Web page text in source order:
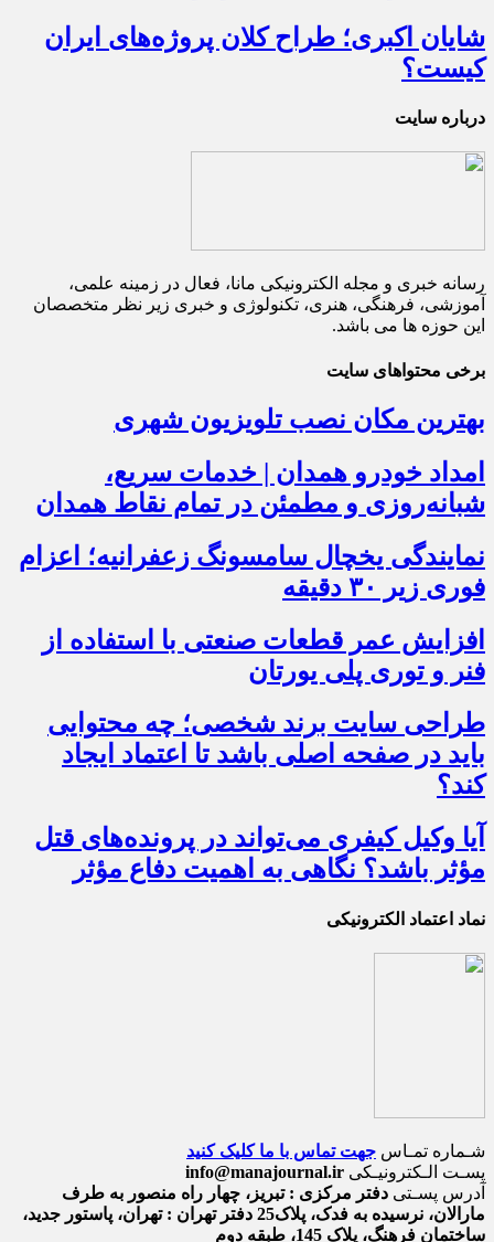
شایان اکبری؛ طراح کلان پروژه‌های ایران
کیست؟
درباره سایت
رسانه خبری و مجله الکترونیکی مانا، فعال در زمینه علمی،
آموزشی، فرهنگی، هنری، تکنولوژی و خبری زیر نظر متخصصان
این حوزه ها می باشد.
برخی محتواهای سایت
بهترین مکان نصب تلویزیون شهری
امداد خودرو همدان | خدمات سریع،
شبانه‌روزی و مطمئن در تمام نقاط همدان
نمایندگی یخچال سامسونگ زعفرانیه؛ اعزام
فوری زیر ۳۰ دقیقه
افزایش عمر قطعات صنعتی با استفاده از
فنر و توری پلی یورتان
طراحی سایت برند شخصی؛ چه محتوایی
باید در صفحه اصلی باشد تا اعتماد ایجاد
کند؟
آیا وکیل کیفری می‌تواند در پرونده‌های قتل
مؤثر باشد؟ نگاهی به اهمیت دفاع مؤثر
نماد اعتماد الکترونیکی
شـماره تمـاس جهت تماس با ما کلیک کنید
پسـت الـکترونیـکی info@manajournal.ir
آدرس پسـتی دفتر مرکزی : تبریز، چهار راه منصور به طرف
مارالان، نرسیده به فدک، پلاک25 دفتر تهران : تهران، پاستور جدید،
ساختمان فرهنگ، پلاک 145، طبقه دوم